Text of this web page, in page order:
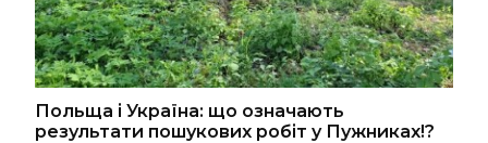
Польща і Україна: що означають
результати пошукових робіт у Пужниках!?